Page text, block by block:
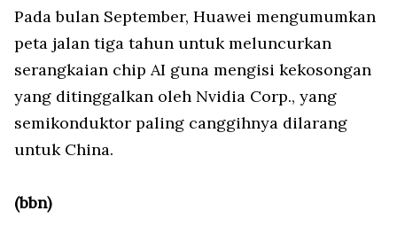
Pada bulan September, Huawei mengumumkan
peta jalan tiga tahun untuk meluncurkan
serangkaian chip AI guna mengisi kekosongan
yang ditinggalkan oleh Nvidia Corp., yang
semikonduktor paling canggihnya dilarang
untuk China.
(bbn)